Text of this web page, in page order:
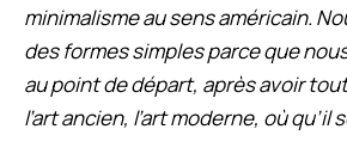
minimalisme au sens américain.
des formes simples parce que
au point de départ, après avoir
l’art ancien, l’art moderne, où qu’il